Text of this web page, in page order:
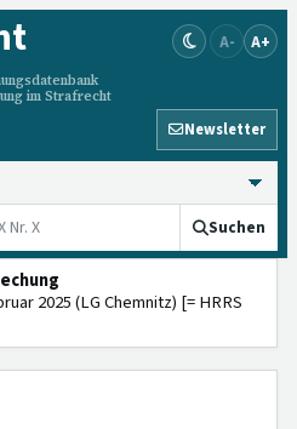
im Strafrecht
A- A+
Newsletter
Suchen
2025 (LG Chemnitz) [= HRRS